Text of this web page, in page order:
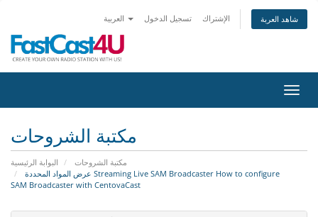
تسجيل الدخول الإشتراك شاهد العربة
مكتبة الشروحات
البوابة الرئيسية
مكتبة الشروحات
SAM Broadcaster with CentovaCast